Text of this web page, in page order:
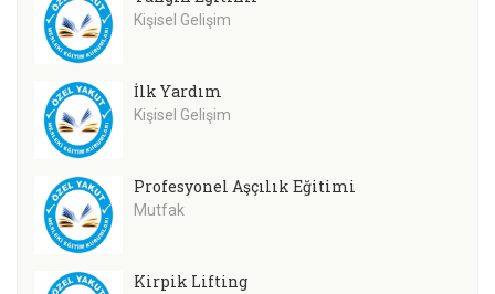
Kişisel Gelişim
İlk Yardım
Kişisel Gelişim
Profesyonel Aşçılık Eğitimi
Mutfak
Kirpik Lifting